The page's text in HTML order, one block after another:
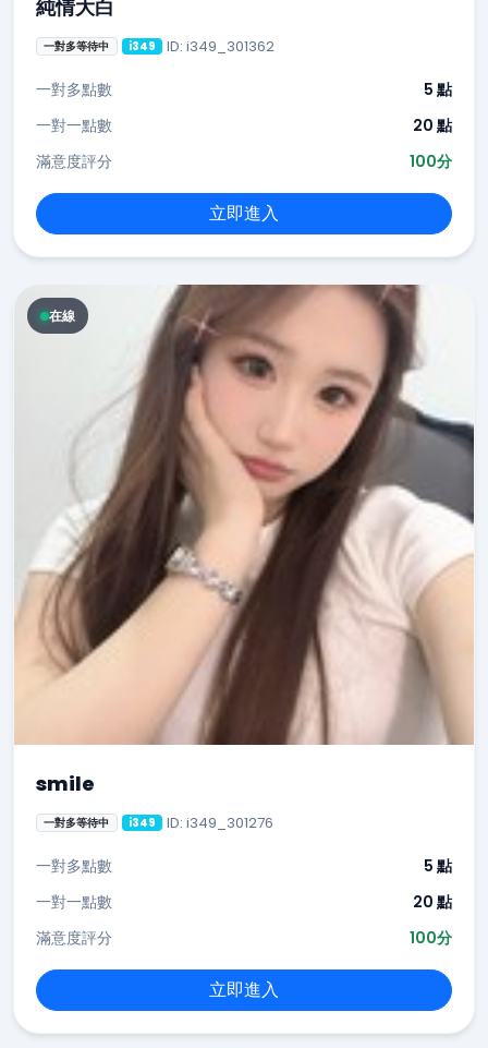
純情大白
一對多等待中 i349 ID: i349_301362
一對多點數
5 點
一對一點數
20 點
滿意度評分
100分
立即進入
在線
smile
一對多等待中 i349 ID: i349_301276
一對多點數
5 點
一對一點數
20 點
滿意度評分
100分
立即進入